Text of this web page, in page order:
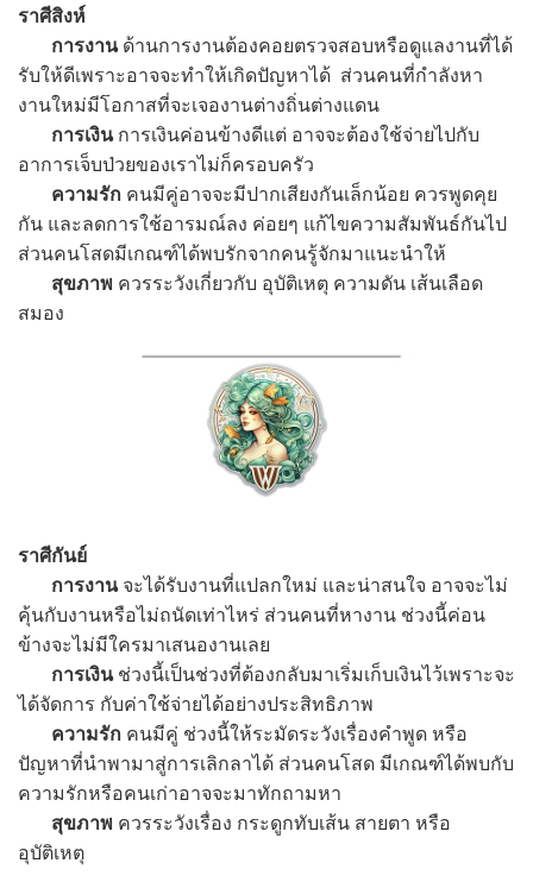
ราศีสิงห์
การงานด้านการงานต้องคอยตรวจสอบหรือดูแลงานที่ได้
รับให้ดีเพราะอาจจะทำให้เกิดปัญหาได้ ส่วนคนที่กำลังหา
งานใหม่มีโอกาสที่จะเจองานต่างถิ่นต่างแดน
การเงินการเงินค่อนข้างดีแต่ อาจจะต้องใช้จ่ายไปกับ
อาการเจ็บป่วยของเราไม่ก็ครอบครัว
ความรัก คนมีคู่อาจจะมีปากเสียงกันเล็กน้อย ควรพูดคุย
กัน และลดการใช้อารมณ์ลง ค่อยๆ แก้ไขความสัมพันธ์กันไป
ส่วนคนโสดมีเกณฑ์ได้พบรักจากคนรู้จักมาแนะนำให้
สุขภาพ ควรระวังเกี่ยวกับ อุบัติเหตุ ความดัน เส้นเลือด
สมอง
ราศีกันย์
การงานจะได้รับงานที่แปลกใหม่ และน่าสนใจ อาจจะไม่
คุ้นกับงานหรือไม่ถนัดเท่าไหร่ ส่วนคนที่หางาน ช่วงนี้ค่อน
ข้างจะไม่มีใครมาเสนองานเลย
การเงินช่วงนี้เป็นช่วงที่ต้องกลับมาเริ่มเก็บเงินไว้เพราะจะ
ได้จัดการ กับค่าใช้จ่ายได้อย่างประสิทธิภาพ
ความรัก คนมีคู่ ช่วงนี้ให้ระมัดระวังเรื่องคำพูด หรือ
ปัญหาที่นำพามาสู่การเลิกลาได้ ส่วนคนโสด มีเกณฑ์ได้พบกับ
ความรักหรือคนเก่าอาจจะมาทักถามหา
สุขภาพ ควรระวังเรื่อง กระดูกทับเส้น สายตา หรือ
อุบัติเหตุ